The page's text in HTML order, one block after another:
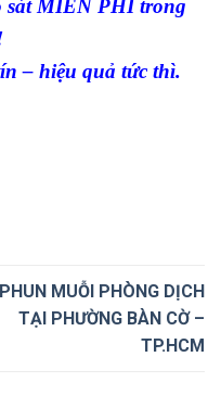
sát MIỄN PHÍ trong
– hiệu quả tức thì.
PHUN MUỖI PHÒNG DỊCH
TẠI PHƯỜNG BÀN CỜ –
TP.HCM